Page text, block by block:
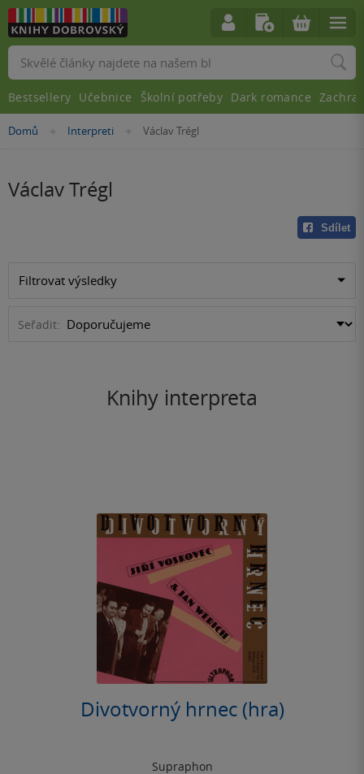
Nacházíte
Domů »
Interpreti »
Václav Trégl
Václav Trégl
Sdílet
Filtrovat výsledky
Seřadit:
Knihy interpreta
Divotvorný hrnec (hra)
Supraphon
Vyhledávání
Bestsellery Učebnice Školní potřeby Dark romance